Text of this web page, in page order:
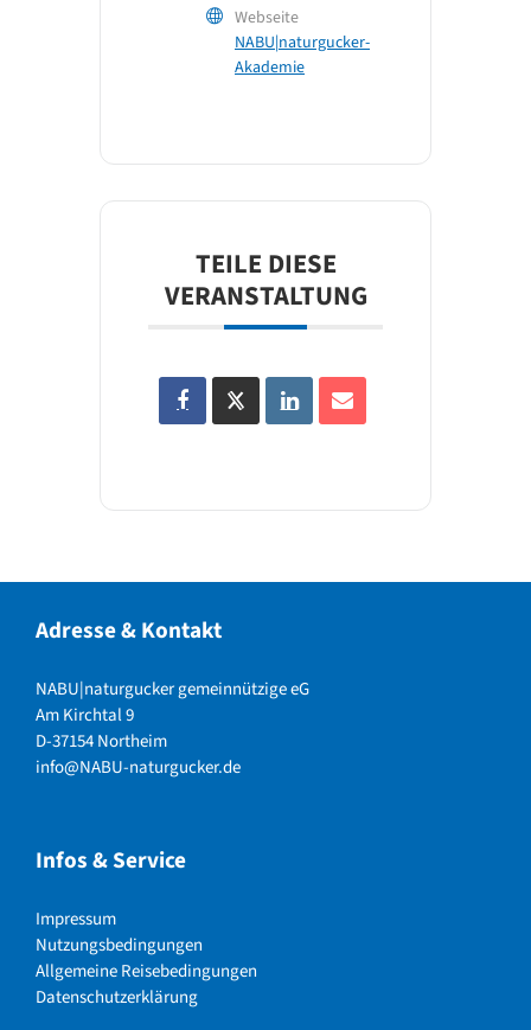
Webseite
NABU|naturgucker-
Akademie
TEILE DIESE
VERANSTALTUNG
Adresse & Kontakt
NABU|naturgucker gemeinnützige eG
Am Kirchtal 9
D-37154 Northeim
info@NABU-naturgucker.de
Infos & Service
Impressum
Nutzungsbedingungen
Allgemeine Reisebedingungen
Datenschutzerklärung